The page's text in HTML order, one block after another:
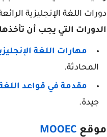
دورات اللغة الإنجليزية
الدورات التي يجب أن
مهارات اللغة
المحادثة.
مقدمة في قواعد اللغة
جيدة.
موقع MOOEC